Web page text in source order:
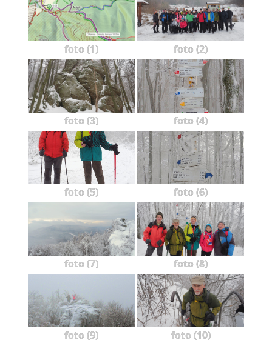
foto (1) foto (2)
foto (3) foto (4)
foto (5) foto (6)
foto (7) foto (8)
foto (9) foto (10)